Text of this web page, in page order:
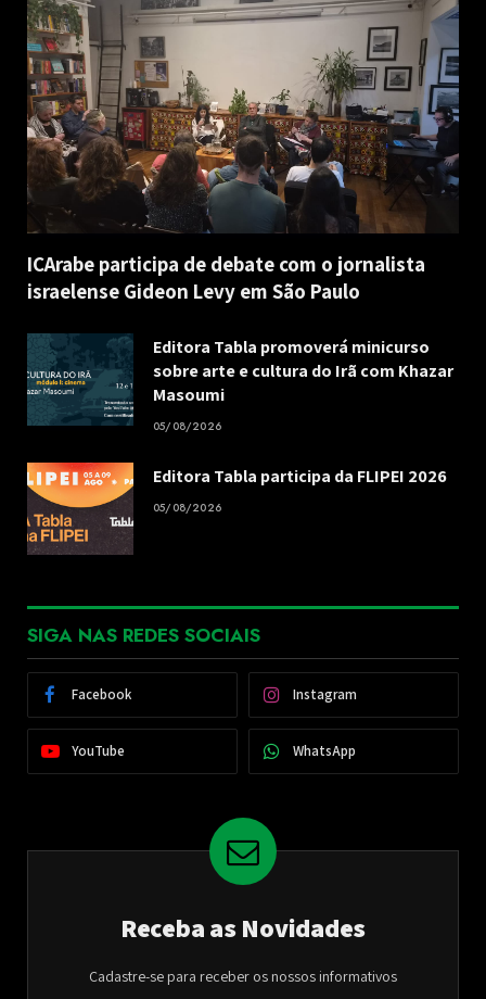
ICArabe participa de debate com o jornalista
israelense Gideon Levy em São Paulo
Editora Tabla promoverá minicurso
sobre arte e cultura do Irã com Khazar
Masoumi
05/08/2026
Editora Tabla participa da FLIPEI 2026
05/08/2026
SIGA NAS REDES SOCIAIS
Facebook Instagram
YouTube WhatsApp
Receba as Novidades
Cadastre-se para receber os nossos informativos